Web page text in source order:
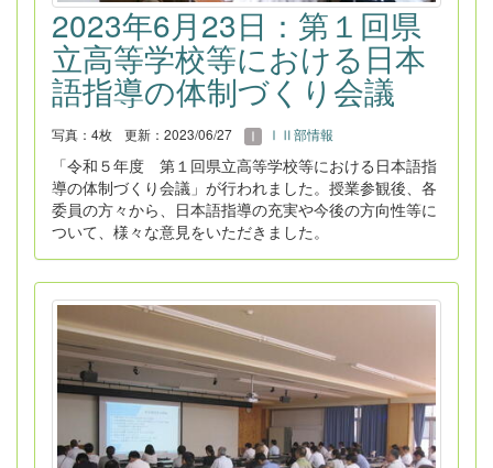
2023年6月23日：第１回県
立高等学校等における日本
語指導の体制づくり会議
写真：4枚 更新：2023/06/27 ⅠⅡ部情報
「令和５年度 第１回県立高等学校等における日本語指
導の体制づくり会議」が行われました。授業参観後、各
委員の方々から、日本語指導の充実や今後の方向性等に
ついて、様々な意見をいただきました。